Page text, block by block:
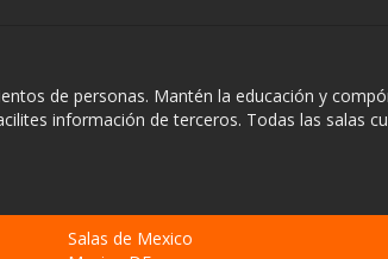
de personas. Mantén la educación y
información de terceros. Todas las salas
Salas de Mexico